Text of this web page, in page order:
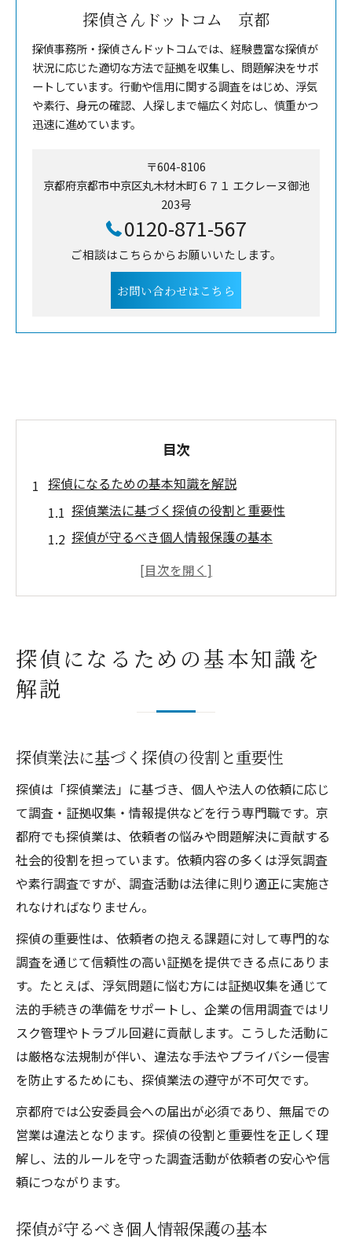
探偵さんドットコム 京都
探偵事務所・探偵さんドットコムでは、経験豊富な探偵が
状況に応じた適切な方法で証拠を収集し、問題解決をサポ
ートしています。行動や信用に関する調査をはじめ、浮気
や素行、身元の確認、人探しまで幅広く対応し、慎重かつ
迅速に進めています。
〒604-8106
京都府京都市中京区丸木材木町６７１ エクレーヌ御池
203号
0120-871-567
ご相談はこちらからお願いいたします。
お問い合わせはこちら
目次
探偵になるための基本知識を解説
探偵業法に基づく探偵の役割と重要性
探偵が守るべき個人情報保護の基本
探偵になる際に必要な資質や心得を解説
届出と許可取得に必要な探偵の手順
探偵業届出番号検索で確認するポイント
探偵業法を踏まえた申請時の注意事項
探偵になる上で欠格事由の詳細をチェック
京都府で探偵業を開業するポイント
探偵として京都府で開業する際の基本準備
探偵業届出一覧を活用した競合調査の方法
京都府で探偵が必要な手続きと法律の違い
探偵業法と京都府独自の規制の違いを解説
探偵業求人情報から見る地元の傾向と対策
探偵業法の規制と実務の注意点
探偵業法が定める業務範囲と禁止事項
探偵が守るべきコンプライアンスの基本
探偵業資格取得後の実務上の注意点
探偵が個人情報を扱う際の法的注意点
探偵やめとけと言われる理由と実際の現場
探偵業届出番号検索の活用方法とは
法
探偵になるための基本知識を
解説
探偵業法に基づく探偵の役割と重要性
探偵は「探偵業法」に基づき、個人や法人の依頼に応じ
て調査・証拠収集・情報提供などを行う専門職です。京
都府でも探偵業は、依頼者の悩みや問題解決に貢献する
社会的役割を担っています。依頼内容の多くは浮気調査
や素行調査ですが、調査活動は法律に則り適正に実施さ
れなければなりません。
探偵の重要性は、依頼者の抱える課題に対して専門的な
調査を通じて信頼性の高い証拠を提供できる点にありま
す。たとえば、浮気問題に悩む方には証拠収集を通じて
法的手続きの準備をサポートし、企業の信用調査ではリ
スク管理やトラブル回避に貢献します。こうした活動に
は厳格な法規制が伴い、違法な手法やプライバシー侵害
を防止するためにも、探偵業法の遵守が不可欠です。
京都府では公安委員会への届出が必須であり、無届での
営業は違法となります。探偵の役割と重要性を正しく理
解し、法的ルールを守った調査活動が依頼者の安心や信
頼につながります。
探偵が守るべき個人情報保護の基本